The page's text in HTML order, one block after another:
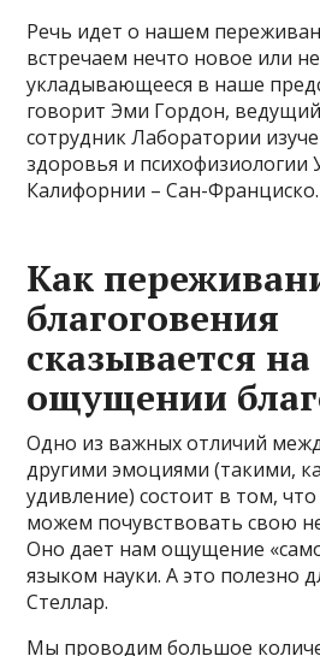
Речь идет о нашем
встречаем нечто новое или
укладывающееся в наше
говорит Эми Гордон,
сотрудник Лаборатории
здоровья и психофизиологии
Калифорнии – Сан-Франциско.
Как
благоговения
сказывается на
ощущении
Одно из важных отличий
другими эмоциями (такими,
удивление) состоит в том,
можем почувствовать свою
Оно дает нам ощущение
языком науки. А это полезно
Стеллар.
Мы проводим большое